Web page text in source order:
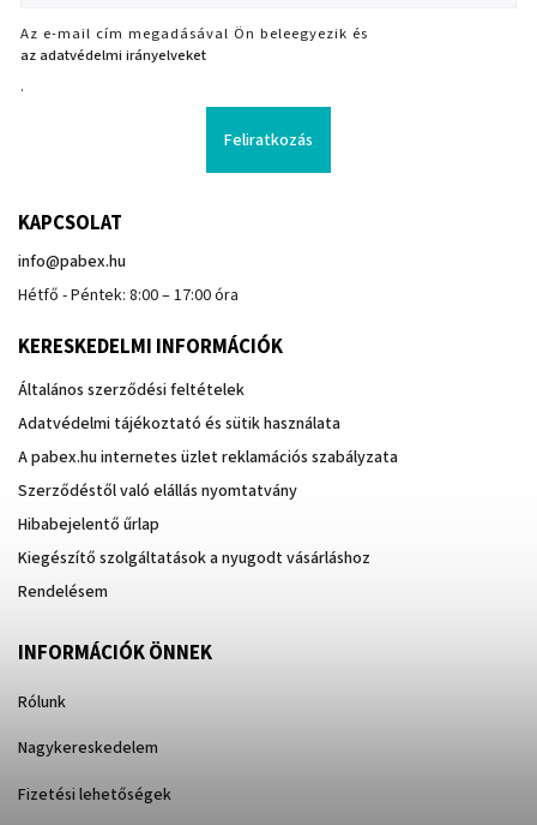
Az e-mail cím megadásával Ön beleegyezik és
az adatvédelmi irányelveket
.
Feliratkozás
KAPCSOLAT
info@pabex.hu
Hétfő - Péntek: 8:00 – 17:00 óra
KERESKEDELMI INFORMÁCIÓK
Általános szerződési feltételek
Adatvédelmi tájékoztató és sütik használata
A pabex.hu internetes üzlet reklamációs szabályzata
Szerződéstől való elállás nyomtatvány
Hibabejelentő űrlap
Kiegészítő szolgáltatások a nyugodt vásárláshoz
Rendelésem
INFORMÁCIÓK ÖNNEK
Rólunk
Nagykereskedelem
Fizetési lehetőségek